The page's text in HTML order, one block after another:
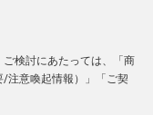
検討にあたっては、「商
注意喚起情報）」「ご契